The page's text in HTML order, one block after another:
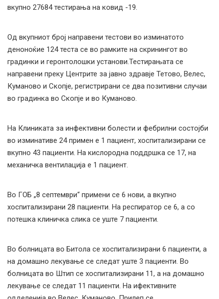
вкупно 27684 тестирања на ковид -19.
Од вкупниот број направени тестови во изминатото
деноноќие 124 теста се во рамките на скринингот во
градинки и геронтолошки установи.Тестирањата се
направени преку Центрите за јавно здравје Teтово, Велес,
Куманово и Скопје, регистрирани се два позитивни случаи
во градинка во Скопје и во Куманово.
На Клиниката за инфективни болести и фебрилни состојби
во изминативе 24 примен е 1 пациент, хоспитализирани се
вкупно 43 пациенти. На кислородна поддршка се 17, на
механичка вентилација е 1 пациент.
Во ГОБ „8 септември“ примени се 6 нови, а вкупно
хоспитализирани 28 пациенти. На респиратор се 6, a со
потешка клиничка слика се уште 7 пациенти.
Во болницата во Битола се хоспитализирани 6 пациенти, а
на домашно лекување се следат уште 3 пациенти. Во
болницата во Штип се хоспитализирани 11, а на домашно
лекување се следат 11 пациенти. На ифективните